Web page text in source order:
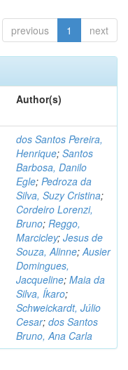
previous 1 next
Author(s)
dos Santos Pereira,
Henrique; Santos
Barbosa, Danilo
Egle; Pedroza da
Silva, Suzy Cristina;
Cordeiro Lorenzi,
Bruno; Reggo,
Marcicley; Jesus de
Souza, Alinne;Ausier
Domingues,
Jacqueline; Maia da
Silva, Íkaro;
Schweickardt, Júlio
Cesar; dos Santos
Bruno, Ana Carla